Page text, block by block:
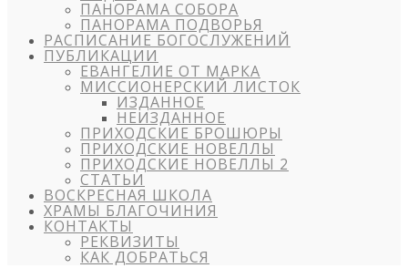
ПАНОРАМА СОБОРА
ПАНОРАМА ПОДВОРЬЯ
РАСПИСАНИЕ БОГОСЛУЖЕНИЙ
ПУБЛИКАЦИИ
ЕВАНГЕЛИЕ ОТ МАРКА
МИССИОНЕРСКИЙ ЛИСТОК
ИЗДАННОЕ
НЕИЗДАННОЕ
ПРИХОДСКИЕ БРОШЮРЫ
ПРИХОДСКИЕ НОВЕЛЛЫ
ПРИХОДСКИЕ НОВЕЛЛЫ 2
СТАТЬИ
ВОСКРЕСНАЯ ШКОЛА
ХРАМЫ БЛАГОЧИНИЯ
КОНТАКТЫ
РЕКВИЗИТЫ
КАК ДОБРАТЬСЯ